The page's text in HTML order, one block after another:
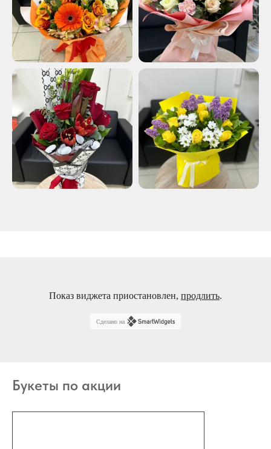
Показ виджета приостановлен, продлить.
Сделано на
Букеты по акции